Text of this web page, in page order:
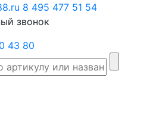
8 495 477 51 54
звонок
43 80
Заказать
звонок